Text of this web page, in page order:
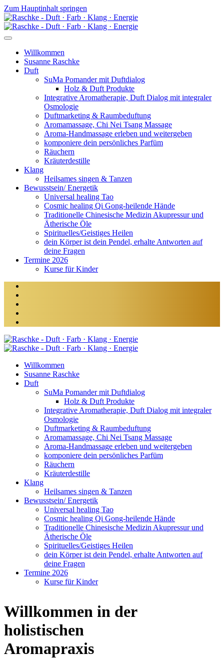
Zum Hauptinhalt springen
Willkommen
Susanne Raschke
Duft
SuMa Pomander mit Duftdialog
Holz & Duft Produkte
Integrative Aromatherapie, Duft Dialog mit integraler
Osmologie
Duftmarketing & Raumbeduftung
Aromamassage, Chi Nei Tsang Massage
Aroma-Handmassage erleben und weitergeben
komponiere dein persönliches Parfüm
Räuchern
Kräuterdestille
Klang
Heilsames singen & Tanzen
Bewusstsein/ Energetik
Universal healing Tao
Cosmic healing Qi Gong-heilende Hände
Traditionelle Chinesische Medizin Akupressur und
Ätherische Öle
Spirituelles/Geistiges Heilen
dein Körper ist dein Pendel, erhalte Antworten auf
deine Fragen
Termine 2026
Kurse für Kinder
Willkommen
Susanne Raschke
Duft
SuMa Pomander mit Duftdialog
Holz & Duft Produkte
Integrative Aromatherapie, Duft Dialog mit integraler
Osmologie
Duftmarketing & Raumbeduftung
Aromamassage, Chi Nei Tsang Massage
Aroma-Handmassage erleben und weitergeben
komponiere dein persönliches Parfüm
Räuchern
Kräuterdestille
Klang
Heilsames singen & Tanzen
Bewusstsein/ Energetik
Universal healing Tao
Cosmic healing Qi Gong-heilende Hände
Traditionelle Chinesische Medizin Akupressur und
Ätherische Öle
Spirituelles/Geistiges Heilen
dein Körper ist dein Pendel, erhalte Antworten auf
deine Fragen
Termine 2026
Kurse für Kinder
Willkommen in der
holistischen
Aromapraxis